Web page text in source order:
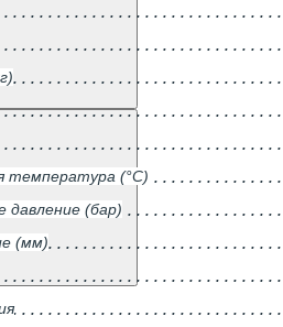
температура (°С)
давление (бар)
(мм)